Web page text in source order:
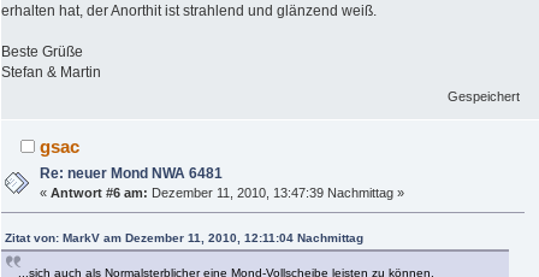
erhalten hat, der Anorthit ist strahlend und glänzend weiß.
Beste Grüße
Stefan & Martin
Gespeichert
gsac
Re: neuer Mond NWA 6481
«Antwort #6 am: Dezember 11, 2010, 13:47:39 Nachmittag »
Zitat von: MarkV am Dezember 11, 2010, 12:11:04 Nachmittag
...sich auch als Normalsterblicher eine Mond-Vollscheibe leisten zu können.